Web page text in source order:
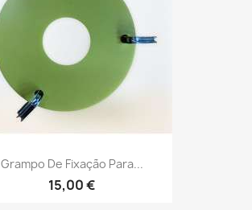
Grampo De Fixação Para...
15,00 €